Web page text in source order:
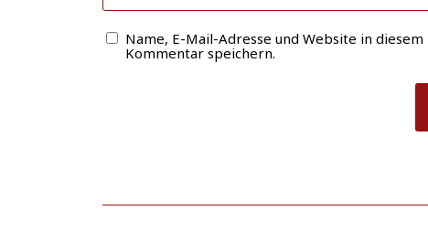
Name, E-Mail-Adresse und Website in
Kommentar speichern.